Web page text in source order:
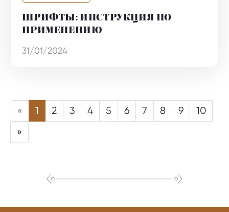
ШРИФТЫ: ИНСТРУКЦИЯ ПО
ПРИМЕНЕНИЮ
31/01/2024
« 1 2 3 4 5 6 7 8 9
10
»